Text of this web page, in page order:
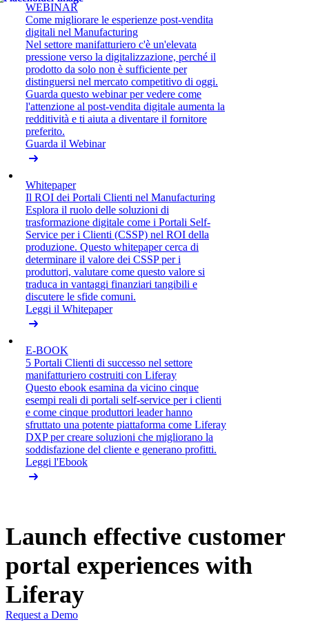
WEBINAR
Come migliorare le esperienze post-vendita
digitali nel Manufacturing
Nel settore manifatturiero c'è un'elevata
pressione verso la digitalizzazione, perché il
prodotto da solo non è sufficiente per
distinguersi nel mercato competitivo di oggi.
Guarda questo webinar per vedere come
l'attenzione al post-vendita digitale aumenta la
redditività e ti aiuta a diventare il fornitore
preferito.
Guarda il Webinar
Whitepaper
Il ROI dei Portali Clienti nel Manufacturing
Esplora il ruolo delle soluzioni di
trasformazione digitale come i Portali Self-
Service per i Clienti (CSSP) nel ROI della
produzione. Questo whitepaper cerca di
determinare il valore dei CSSP per i
produttori, valutare come questo valore si
traduca in vantaggi finanziari tangibili e
discutere le sfide comuni.
Leggi il Whitepaper
E-BOOK
5 Portali Clienti di successo nel settore
manifatturiero costruiti con Liferay
Questo ebook esamina da vicino cinque
esempi reali di portali self-service per i clienti
e come cinque produttori leader hanno
sfruttato una potente piattaforma come Liferay
DXP per creare soluzioni che migliorano la
soddisfazione del cliente e generano profitti.
Leggi l'Ebook
Launch effective customer
portal experiences with
Liferay
Request a Demo